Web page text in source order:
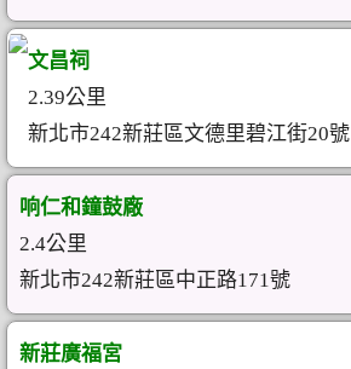
文昌祠
2.39公里
新北市242新莊區文德里碧江街20號
响仁和鐘鼓廠
2.4公里
新北市242新莊區中正路171號
新莊廣福宮